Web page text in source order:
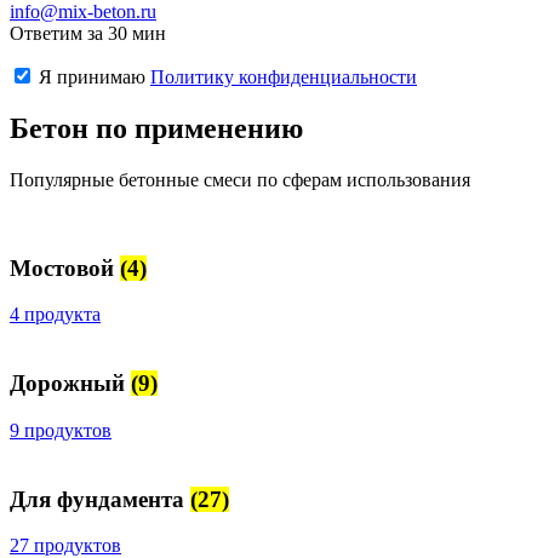
info@mix-beton.ru
Ответим за 30 мин
Я принимаю Политику конфиденциальности
Бетон по применению
Популярные бетонные смеси по сферам использования
Мостовой (4)
4 продукта
Дорожный (9)
9 продуктов
Для фундамента (27)
27 продуктов